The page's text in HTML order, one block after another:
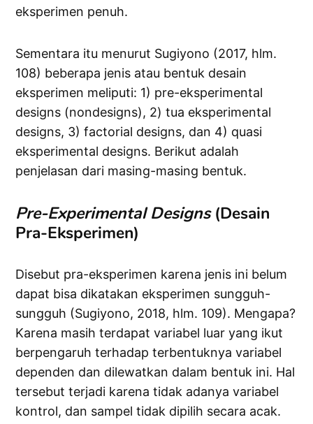
eksperimen penuh.
Sementara itu menurut Sugiyono (2017, hlm.
108) beberapa jenis atau bentuk desain
eksperimen meliputi: 1) pre-eksperimental
designs (nondesigns), 2) tua eksperimental
designs, 3) factorial designs, dan 4) quasi
eksperimental designs. Berikut adalah
penjelasan dari masing-masing bentuk.
Pre-Experimental Designs(Desain
Pra-Eksperimen)
Disebut pra-eksperimen karena jenis ini belum
dapat bisa dikatakan eksperimen sungguh-
sungguh (Sugiyono, 2018, hlm. 109). Mengapa?
Karena masih terdapat variabel luar yang ikut
berpengaruh terhadap terbentuknya variabel
dependen dan dilewatkan dalam bentuk ini. Hal
tersebut terjadi karena tidak adanya variabel
kontrol, dan sampel tidak dipilih secara acak.